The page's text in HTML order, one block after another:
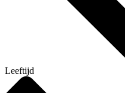
Leeftijd